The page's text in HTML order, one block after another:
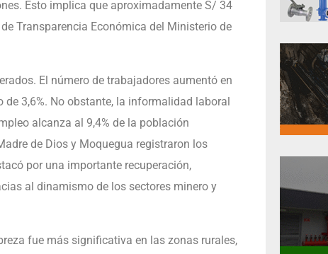
Esto implica que aproximadamente S/ 34
Transparencia Económica del Ministerio de
El número de trabajadores aumentó en
3,6%. No obstante, la informalidad laboral
alcanza al 9,4% de la población
de Dios y Moquegua registraron los
por una importante recuperación,
al dinamismo de los sectores minero y
fue más significativa en las zonas rurales,